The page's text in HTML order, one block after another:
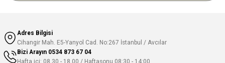
Adres Bilgisi
Cihangir Mah. E5-Yanyol Cad. No:267 İstanbul / Avcılar
Bizi Arayın 0534 873 67 04
Hafta içi: 08.30 - 18.00 / Haftasonu 08:30 - 14:00